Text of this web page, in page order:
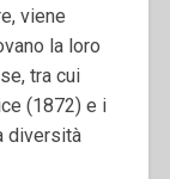
viene
la loro
tra cui
(1872) e i
diversità